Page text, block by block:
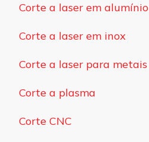
Corte a laser em alumínio
Corte a laser em inox
Corte a laser para metais
Corte a plasma
Corte CNC